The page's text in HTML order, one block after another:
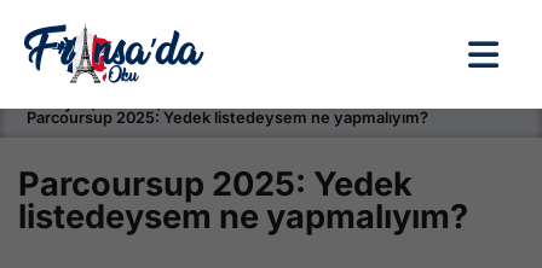
Parcoursup 2025: Yedek listedeysem ne yapmalıyım?
Parcoursup 2025: Yedek
listedeysem ne yapmalıyım?